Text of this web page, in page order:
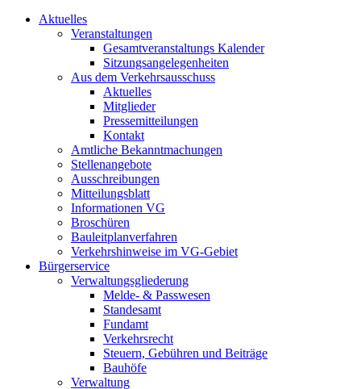
Aktuelles
Veranstaltungen
Gesamtveranstaltungs Kalender
Sitzungsangelegenheiten
Aus dem Verkehrsausschuss
Aktuelles
Mitglieder
Pressemitteilungen
Kontakt
Amtliche Bekanntmachungen
Stellenangebote
Ausschreibungen
Mitteilungsblatt
Informationen VG
Broschüren
Bauleitplanverfahren
Verkehrshinweise im VG-Gebiet
Bürgerservice
Verwaltungsgliederung
Melde- & Passwesen
Standesamt
Fundamt
Verkehrsrecht
Steuern, Gebühren und Beiträge
Bauhöfe
Verwaltung